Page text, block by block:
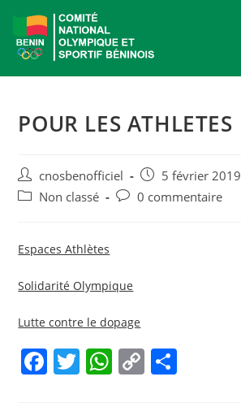
POUR LES ATHLETES
cnosbenofficiel
5 février 2019
Non classé
0 commentaire
Espaces Athlètes
Solidarité Olympique
Lutte contre le dopage
F T W C